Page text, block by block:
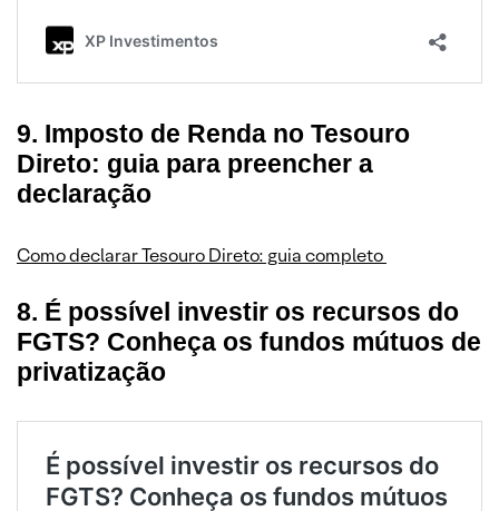
9. Imposto de Renda no Tesouro
Direto: guia para preencher a
declaração
Como declarar Tesouro Direto: guia completo
8. É possível investir os recursos do
FGTS? Conheça os fundos mútuos de
privatização